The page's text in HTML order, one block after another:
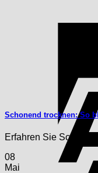
Schonend trocknen: So
Erfahren Sie
08
Mai